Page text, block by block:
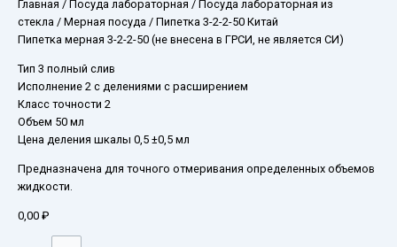
Главная / Посуда лабораторная / Посуда лабораторная из
стекла / Мерная посуда / Пипетка 3-2-2-50 Китай
Пипетка мерная 3-2-2-50 (не внесена в ГРСИ, не является СИ)
Тип 3 полный слив
Исполнение 2 с делениями с расширением
Класс точности 2
Объем 50 мл
Цена деления шкалы 0,5 ±0,5 мл
Предназначена для точного отмеривания определенных объемов
жидкости.
0,00 ₽